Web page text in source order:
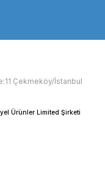
Çekmeköy/İstanbul
Ürünler Limited Şirketi